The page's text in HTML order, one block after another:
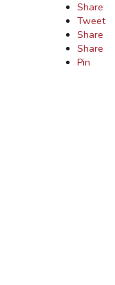
Share
Tweet
Share
Share
Pin